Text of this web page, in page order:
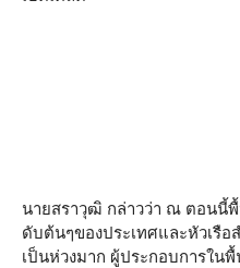
นายสราวุฒิ กล่าวว่า ณ ตอนนี้
ดับต้นๆของประเทศและหัวเรื
เป็นห่วงมาก ผู้ประกอบการใน